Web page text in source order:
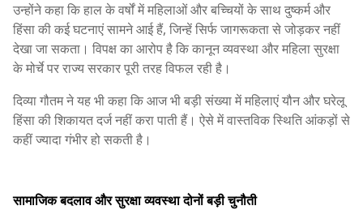
उन्होंने कहा कि हाल के वर्षों में महिलाओं और बच्चियों के साथ दुष्कर्म और
हिंसा की कई घटनाएं सामने आई हैं, जिन्हें सिर्फ जागरूकता से जोड़कर नहीं
देखा जा सकता। विपक्ष का आरोप है कि कानून व्यवस्था और महिला सुरक्षा
के मोर्चे पर राज्य सरकार पूरी तरह विफल रही है।
दिव्या गौतम ने यह भी कहा कि आज भी बड़ी संख्या में महिलाएं यौन और घरेलू
हिंसा की शिकायत दर्ज नहीं करा पाती हैं। ऐसे में वास्तविक स्थिति आंकड़ों से
कहीं ज्यादा गंभीर हो सकती है।
सामाजिक बदलाव और सुरक्षा व्यवस्था दोनों बड़ी चुनौती